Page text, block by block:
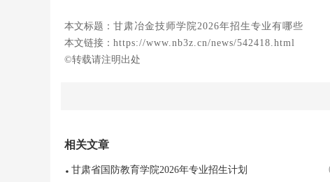
本文标题： 甘肃冶金技师学院2026年招生专业有哪些
本文链接： https://www.nb3z.cn/news/542418.html
©转载请注明出处
相关文章
甘肃省国防教育学院2026年专业招生计划